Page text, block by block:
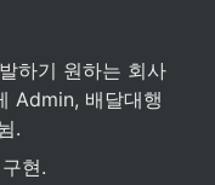
하기 원하는 회사
Admin, 배달대행
.
현.